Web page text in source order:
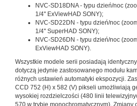
NVC-SD18DNA - typu dzień/noc
1/4'' ExViewHAD SONY);
NVC-SD22DN - typu dzień/noc
1/4'' SuperHAD SONY);
NVC-SD26DN - typu dzień/noc
ExViewHAD SONY).
Wszystkie modele serii posiadają
dotyczą jedynie zastosowanego modułu
różnych ustawień automatyki ekspozycji.
CCD 752 (H) x 582 (V) pikseli umożliwiają
wysokiej rozdzielczości (480 linii